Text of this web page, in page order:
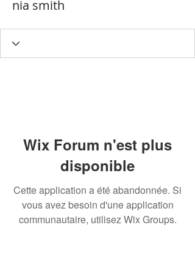
nia smith
Wix Forum n'est plus
disponible
Cette application a été abandonnée. Si
vous avez besoin d'une application
communautaire, utilisez Wix Groups.